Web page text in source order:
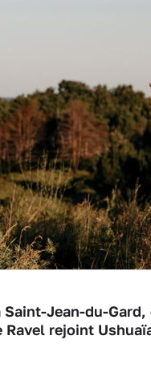
Jean-du-
Ravel rejoint